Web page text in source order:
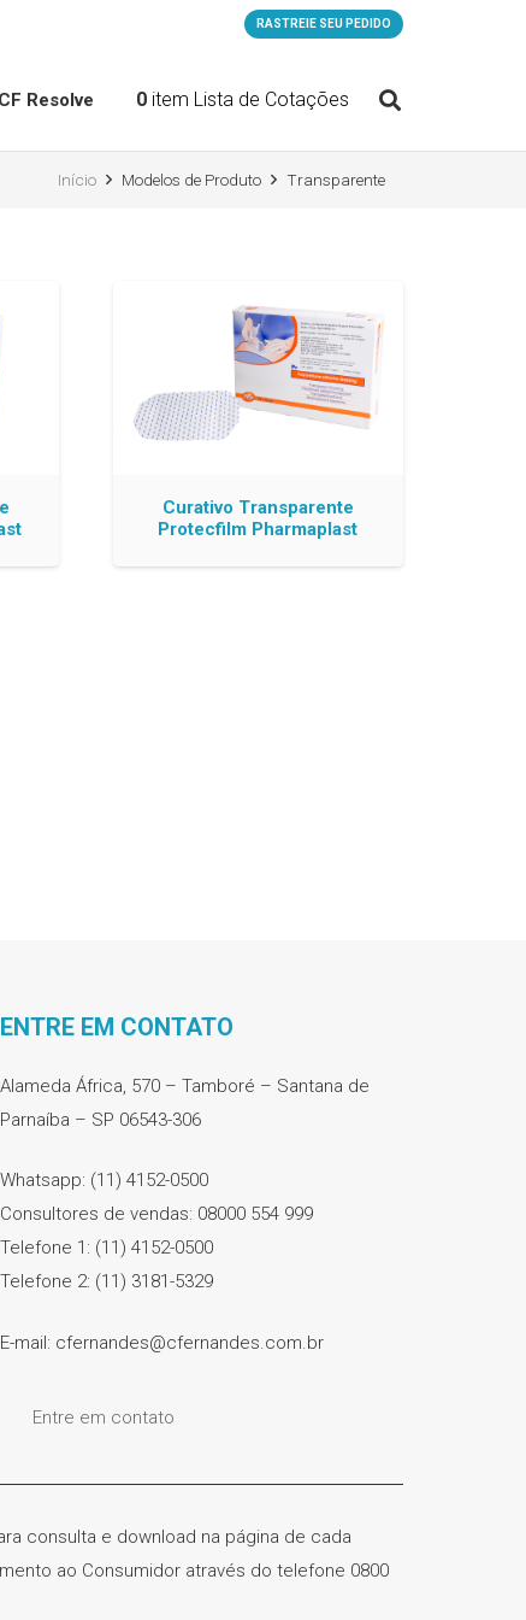
RASTREIE SEU PEDIDO
CF Resolve 0 item Lista de Cotações
Início Modelos de Produto Transparente
Curativo Transparente
Protecfilm Pharmaplast
ENTRE EM CONTATO
Alameda África, 570 – Tamboré – Santana de
Parnaíba – SP 06543-306
Whatsapp: (11) 4152-0500
Consultores de vendas: 08000 554 999
Telefone 1: (11) 4152-0500
Telefone 2: (11) 3181-5329
E-mail: cfernandes@cfernandes.com.br
Entre em contato
consulta e download na página de cada
ao Consumidor através do telefone 0800